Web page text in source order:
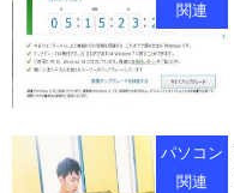
関連
パソコン
関連